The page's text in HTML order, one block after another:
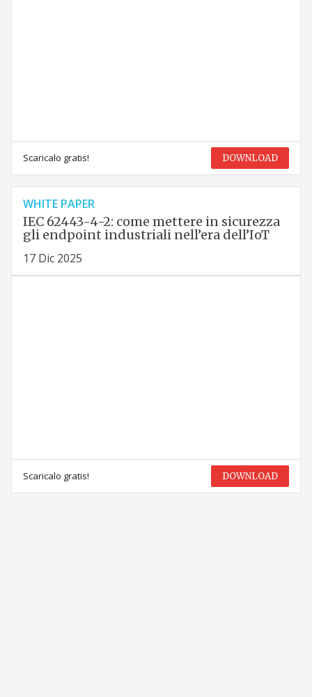
Scaricalo gratis! DOWNLOAD
WHITE PAPER
IEC 62443-4-2: come mettere in sicurezza
gli endpoint industriali nell’era dell’IoT
17 Dic 2025
Scaricalo gratis! DOWNLOAD